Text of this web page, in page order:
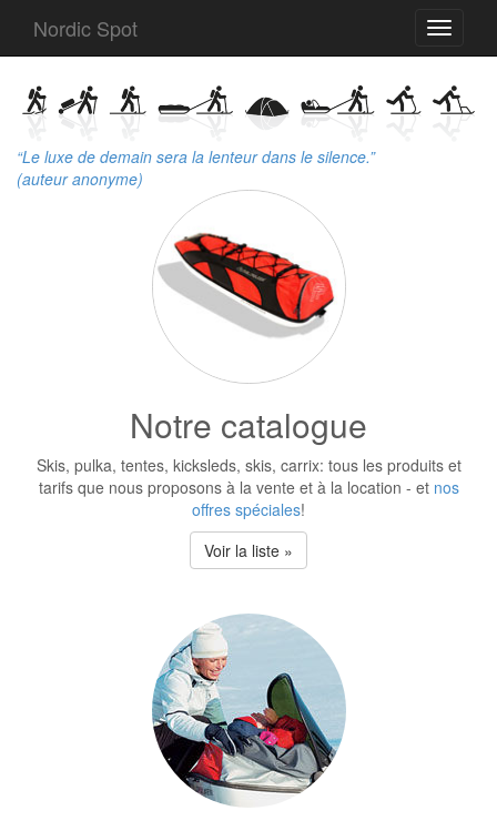
Toggle
Nordic Spot
“Le luxe de demain sera la lenteur dans le silence.”
(auteur anonyme)
Notre catalogue
Skis, pulka, tentes, kicksleds, skis, carrix: tous les produits et
tarifs que nous proposons à la vente et à la location - et nos
offres spéciales!
Voir la liste »